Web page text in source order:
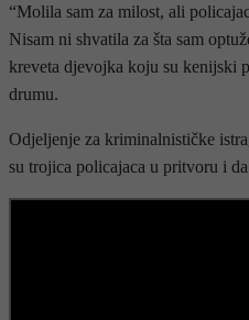
“Molila sam za milost, ali
Nisam ni shvatila za šta sam
kreveta djevojka koju su kenijski
drumu.
Odjeljenje za kriminalnističke
su trojica policajaca u pritvoru i